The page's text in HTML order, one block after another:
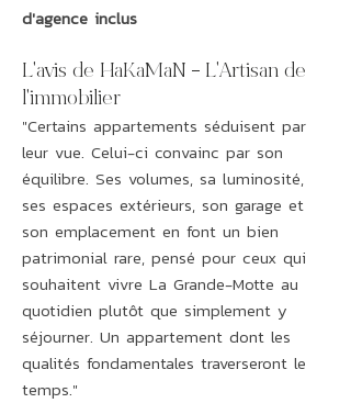
d'agence inclus
L'avis de HaKaMaN – L'Artisan de
l'immobilier
"Certains appartements séduisent par
leur vue. Celui-ci convainc par son
équilibre. Ses volumes, sa luminosité,
ses espaces extérieurs, son garage et
son emplacement en font un bien
patrimonial rare, pensé pour ceux qui
souhaitent vivre La Grande-Motte au
quotidien plutôt que simplement y
séjourner. Un appartement dont les
qualités fondamentales traverseront le
temps."